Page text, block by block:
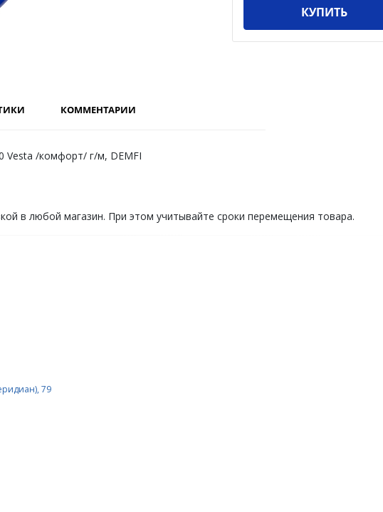
КУПИТЬ
КОММЕНТАРИИ
Vesta /комфорт/ г/м, DEMFI
в любой магазин. При этом учитывайте сроки перемещения товара.
79